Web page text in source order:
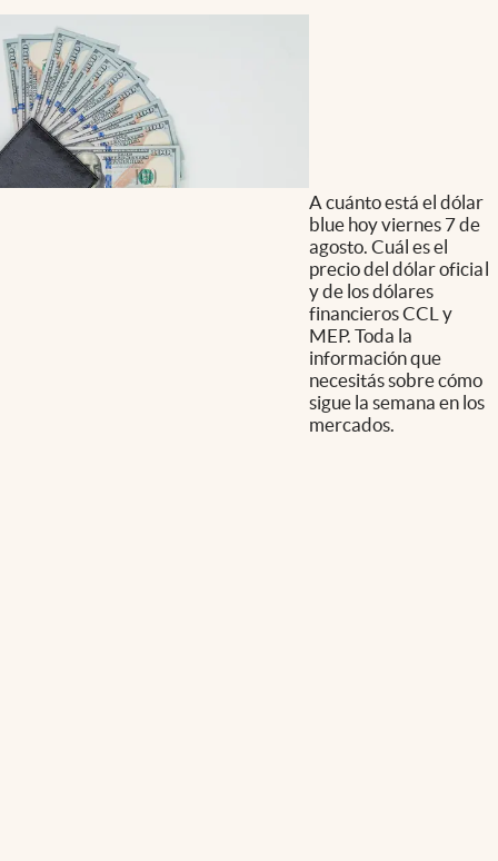
A cuánto está el dólar
blue hoy viernes 7 de
agosto. Cuál es el
precio del dólar oficial
y de los dólares
financieros CCL y
MEP. Toda la
información que
necesitás sobre cómo
sigue la semana en los
mercados.